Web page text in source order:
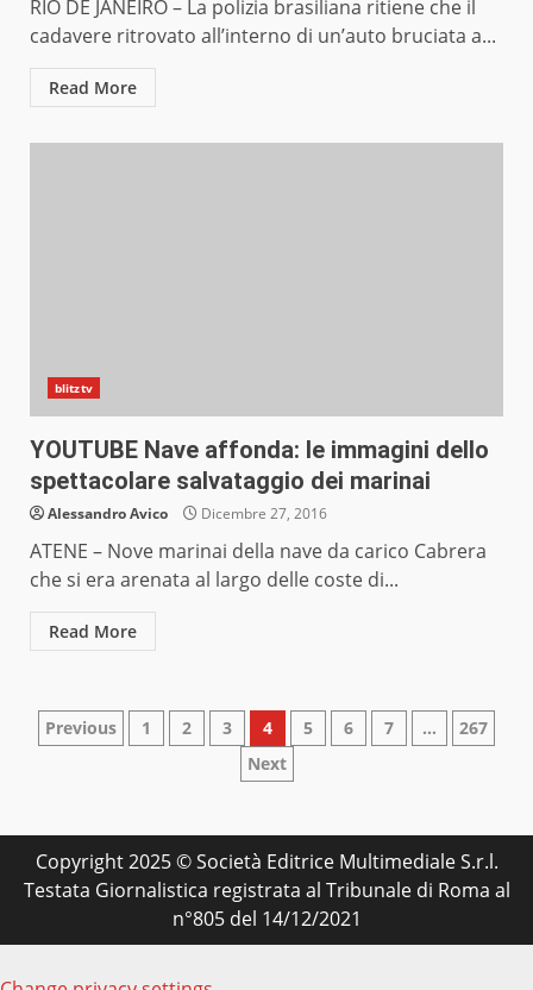
RIO DE JANEIRO – La polizia brasiliana ritiene che il
cadavere ritrovato all’interno di un’auto bruciata a...
Read More
blitztv
YOUTUBE Nave affonda: le immagini dello
spettacolare salvataggio dei marinai
Alessandro Avico Dicembre 27, 2016
ATENE – Nove marinai della nave da carico Cabrera
che si era arenata al largo delle coste di...
Read More
Paginazione
articoli
Previous 1 2 3 4 5 6 7 …
267
Next
Copyright 2025 © Società Editrice Multimediale S.r.l.
Testata Giornalistica registrata al Tribunale di Roma al
n°805 del 14/12/2021